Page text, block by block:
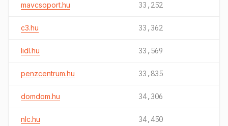
mavcsoport.hu 33,252
c3.hu 33,362
lidl.hu 33,569
penzcentrum.hu 33,835
domdom.hu 34,306
nlc.hu 34,450